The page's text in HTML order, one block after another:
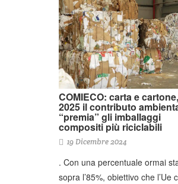
COMIECO: carta e
2025 il contributo
“premia” gli imballaggi
compositi più riciclabili
19 Dicembre 2024
. Con una percentuale ormai
sopra l’85%, obiettivo che l’Ue